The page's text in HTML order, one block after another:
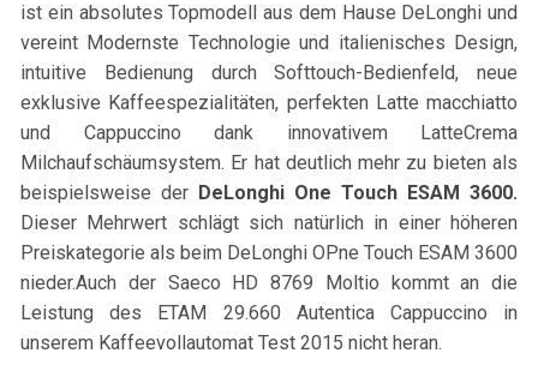
ist ein absolutes Topmodell aus dem Hause DeLonghi und
vereint Modernste Technologie und italienisches Design,
intuitive Bedienung durch Softtouch-Bedienfeld, neue
exklusive Kaffeespezialitäten, perfekten Latte macchiatto
und Cappuccino dank innovativem LatteCrema
Milchaufschäumsystem. Er hat deutlich mehr zu bieten als
beispielsweise der DeLonghi One Touch ESAM 3600.
Dieser Mehrwert schlägt sich natürlich in einer höheren
Preiskategorie als beim DeLonghi OPne Touch ESAM 3600
nieder.Auch der Saeco HD 8769 Moltio kommt an die
Leistung des ETAM 29.660 Autentica Cappuccino in
unserem Kaffeevollautomat Test 2015 nicht heran.